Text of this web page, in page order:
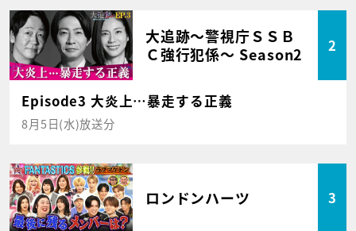
大追跡～警視庁ＳＳＢ
Ｃ強行犯係～ Season2
2
Episode3 大炎上…暴走する正義
8月5日(水)放送分
ロンドンハーツ 3